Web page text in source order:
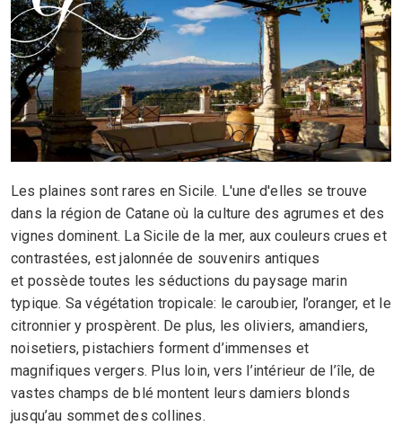
Les plaines sont rares en Sicile. L'une d'elles se trouve
dans la région de Catane où la culture des agrumes et des
vignes dominent. La Sicile de la mer, aux couleurs crues et
contrastées, est jalonnée de souvenirs antiques
et possède toutes les séductions du paysage marin
typique. Sa végétation tropicale: le caroubier, l’oranger, et le
citronnier y prospèrent. De plus, les oliviers, amandiers,
noisetiers, pistachiers forment d’immenses et
magnifiques vergers. Plus loin, vers l’intérieur de l’île, de
vastes champs de blé montent leurs damiers blonds
jusqu’au sommet des collines.